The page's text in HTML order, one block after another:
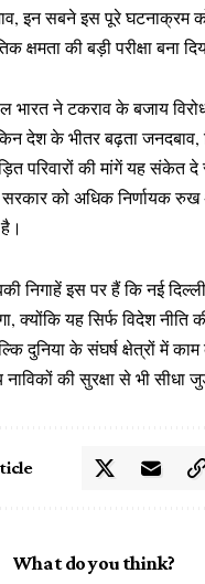
इन सबने इस पूरे घटनाक्रम
क्षमता की बड़ी परीक्षा बना
भारत ने टकराव के बजाय
देश के भीतर बढ़ता जनदबाव,
परिवारों की मांगें यह संकेत
सरकार को अधिक निर्णायक
निगाहें इस पर हैं कि नई
क्योंकि यह सिर्फ विदेश नीति
दुनिया के संघर्ष क्षेत्रों में
नाविकों की सुरक्षा से भी सीधा
What do you think?